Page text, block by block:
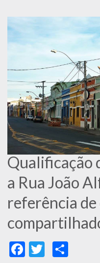
Qualificação
a Rua João
referência
Facebook
Twitter